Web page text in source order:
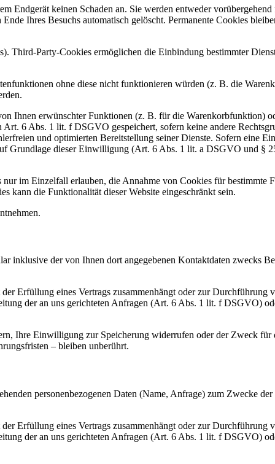
Endgerät keinen Schaden an. Sie werden entweder
Ihres Besuchs automatisch gelöscht. Permanente Cookies
Third-Party-Cookies ermöglichen die Einbindung bestimmter
ohne diese nicht funktionieren würden (z. B. die
Ihnen erwünschter Funktionen (z. B. für die Warenkorbfunktion)
6 Abs. 1 lit. f DSGVO gespeichert, sofern keine andere
und optimierten Bereitstellung seiner Dienste. Sofern eine
Grundlage dieser Einwilligung (Art. 6 Abs. 1 lit. a DSGVO und
im Einzelfall erlauben, die Annahme von Cookies für bestimmte
kann die Funktionalität dieser Website eingeschränkt sein.
inklusive der von Ihnen dort angegebenen Kontaktdaten zwecks
Erfüllung eines Vertrags zusammenhängt oder zur Durchführung
der an uns gerichteten Anfragen (Art. 6 Abs. 1 lit. f DSGVO)
Ihre Einwilligung zur Speicherung widerrufen oder der Zweck für
– bleiben unberührt.
personenbezogenen Daten (Name, Anfrage) zum Zwecke
Erfüllung eines Vertrags zusammenhängt oder zur Durchführung
der an uns gerichteten Anfragen (Art. 6 Abs. 1 lit. f DSGVO)